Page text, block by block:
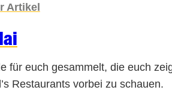
Artikel
für euch gesammelt, die euch
Restaurants vorbei zu schauen.